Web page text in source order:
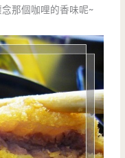
那個咖哩的香味呢~